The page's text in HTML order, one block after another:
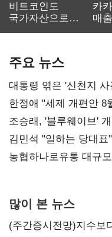
비트코인도
국가자산으로…'
카
매
주요 뉴스
대통령 엮은 '신천지
한정애 "세제 개편안
조승래, '블루웨이브'
통감"
김민석 "일하는 당대
농협하나로유통 대규
많이 본 뉴스
(주간증시전망)지수